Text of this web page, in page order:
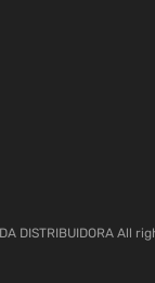
DISTRIBUIDORA All